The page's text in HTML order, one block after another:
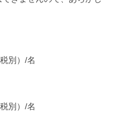
別）/名
別）/名